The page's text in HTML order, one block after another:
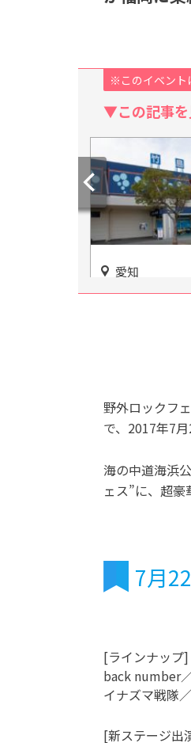
※このイベント
▼この記事を
愛知
楽しさは千差
野外ロックフ
で、2017年7
海の中道海浜
ェス”に、超
7月
[ラインナップ]
back number
イナズマ戦隊
[新ステージ出